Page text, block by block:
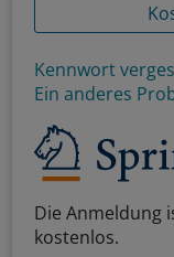
Kennwort
Ein anderes
Die Anmeldung
kostenlos.